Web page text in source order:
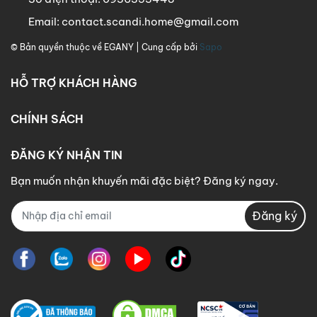
Email: contact.scandi.home@gmail.com
© Bản quyền thuộc về EGANY | Cung cấp bởi Sapo
HỖ TRỢ KHÁCH HÀNG
CHÍNH SÁCH
ĐĂNG KÝ NHẬN TIN
Bạn muốn nhận khuyến mãi đặc biệt? Đăng ký ngay.
Đăng ký